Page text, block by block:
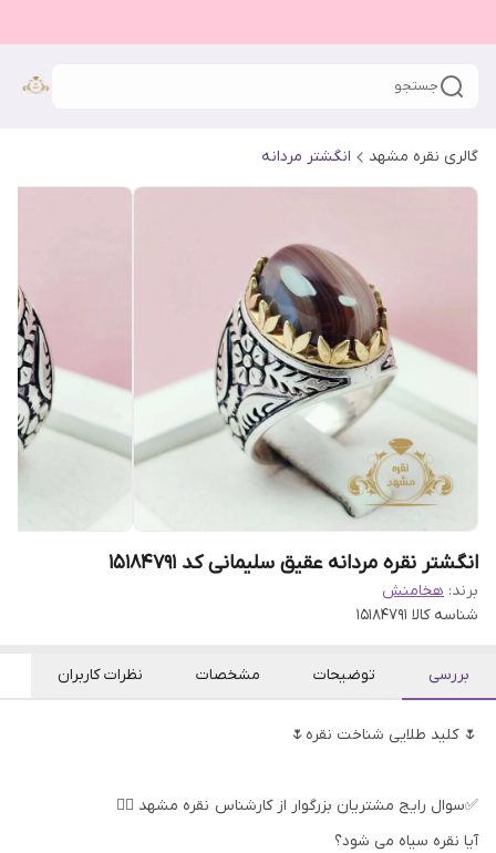
جستجو
گالری نقره مشهد انگشتر مردانه
انگشتر نقره مردانه عقیق سلیمانی کد 15184791
برند: هخامنش
شناسه کالا 15184791
بررسی توضیحات مشخصات نظرات کاربران
🌷 کلید طلایی شناخت نقره🌷
✅سوال رایج مشتریان بزرگوار از کارشناس نقره مشهد 👇🏻
آیا نقره سیاه می شود؟